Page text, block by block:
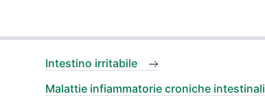
Intestino irritabile
Malattie infiammatorie croniche intestinali